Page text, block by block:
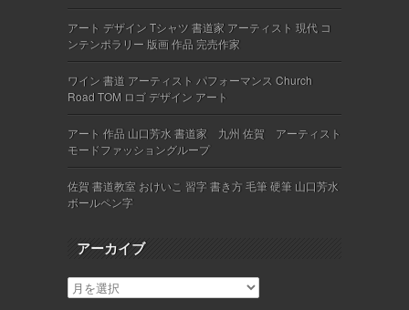
アート デザイン Tシャツ 書道家 アーティスト 現代 コ
ンテンポラリー 版画 作品 完売作家
ワイン 書道 アーティスト パフォーマンス Church
Road TOM ロゴ デザイン アート
アート 作品 山口芳水 書道家 九州 佐賀 アーティスト
モードファッショングループ
佐賀 書道教室 おけいこ 習字 書き方 毛筆 硬筆 山口芳水
ボールペン字
アーカイブ